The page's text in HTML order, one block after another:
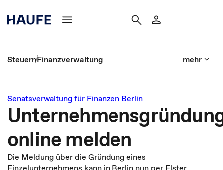
SteuernFinanzverwaltung mehr
Senatsverwaltung für Finanzen Berlin
online melden
Die Meldung über die Gründung eines
Einzelunternehmens kann in Berlin nun per Elster